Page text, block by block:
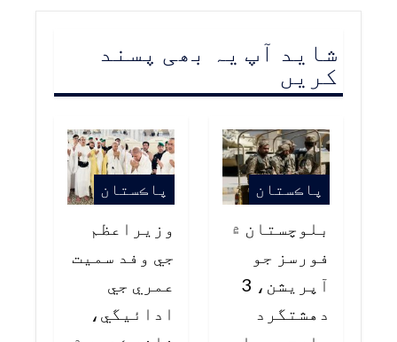
شاید آپ یہ بھی پسند
کریں
پاڪستان
بلوچستان ۾
فورسز جو
آپريشن، 3
دهشتگرد
پاڪستان
وزيراعظم
جي وفد سميت
عمري جي
ادائيگي،